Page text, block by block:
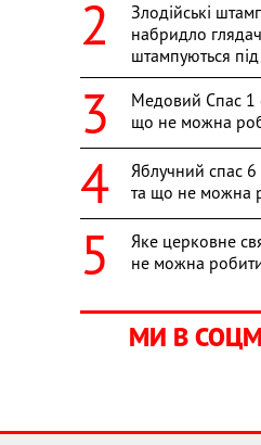
Злодійські
набридло
штампуються
Медовий Спас 1
що не можна
Яблучний спас 6
та що не можна
Яке церковне
не можна
МИ В